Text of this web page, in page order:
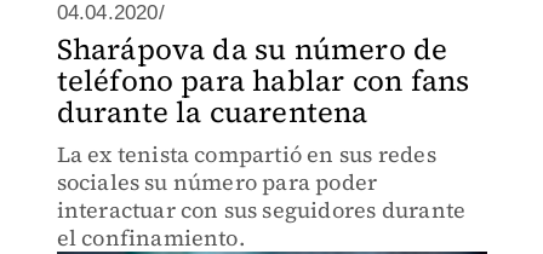
04.04.2020/
Sharápova da su número de
teléfono para hablar con fans
durante la cuarentena
La ex tenista compartió en sus redes
sociales su número para poder
interactuar con sus seguidores durante
el confinamiento.